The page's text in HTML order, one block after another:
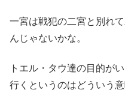
一宮は戦犯の二宮と別れ
んじゃないかな。
トエル・タウ達の目的が
行くというのはどういう